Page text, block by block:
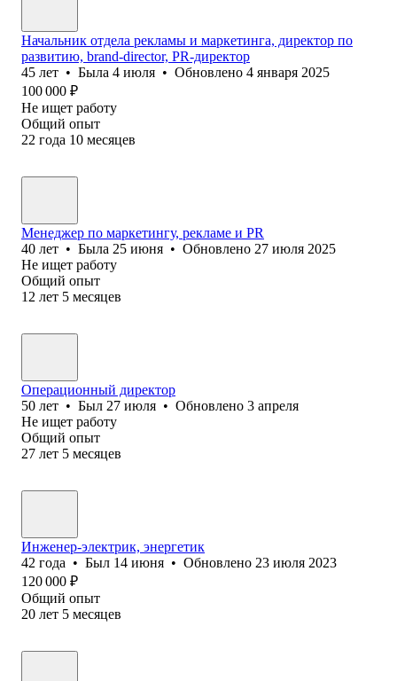
Начальник отдела рекламы и маркетинга, директор по
развитию, brand-director, PR-директор
45 лет • Была 4 июля • Обновлено 4 января 2025
100 000 ₽
Не ищет работу
Общий опыт
22 года 10 месяцев
Менеджер по маркетингу, рекламе и PR
40 лет • Была 25 июня • Обновлено 27 июля 2025
Не ищет работу
Общий опыт
12 лет 5 месяцев
Операционный директор
50 лет • Был 27 июля • Обновлено 3 апреля
Не ищет работу
Общий опыт
27 лет 5 месяцев
Инженер-электрик, энергетик
42 года • Был 14 июня • Обновлено 23 июля 2023
120 000 ₽
Общий опыт
20 лет 5 месяцев